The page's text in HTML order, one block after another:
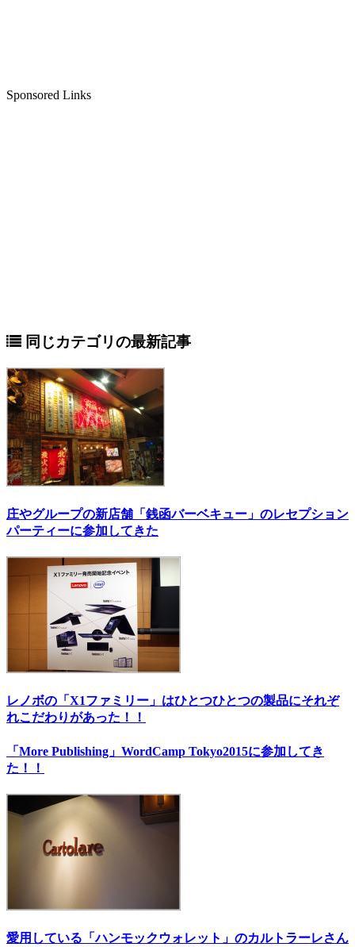
Sponsored Links
同じカテゴリの最新記事
庄やグループの新店舗「銭函バーベキュー」のレセプション
パーティーに参加してきた
レノボの「X1ファミリー」はひとつひとつの製品にそれぞ
れこだわりがあった！！
「More Publishing」WordCamp Tokyo2015に参加してき
た！！
愛用している「ハンモックウォレット」のカルトラーレさん